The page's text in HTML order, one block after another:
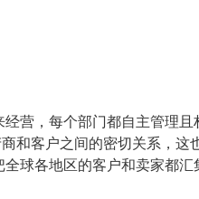
营，每个部门都自主管理
和客户之间的密切关系，这
球各地区的客户和卖家都